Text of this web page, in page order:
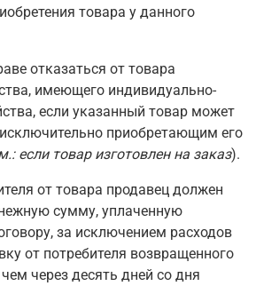
товара у данного
отказаться от товара
имеющего индивидуально-
если указанный товар может
приобретающим его
если товар изготовлен на заказ).
от товара продавец должен
сумму, уплаченную
за исключением расходов
от потребителя возвращенного
через десять дней со дня